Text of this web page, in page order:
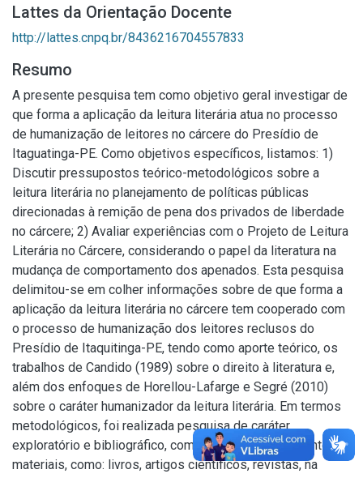
Lattes da Orientação Docente
http://lattes.cnpq.br/8436216704557833
Resumo
A presente pesquisa tem como objetivo geral investigar de
que forma a aplicação da leitura literária atua no processo
de humanização de leitores no cárcere do Presídio de
Itaguatinga-PE. Como objetivos específicos, listamos: 1)
Discutir pressupostos teórico-metodológicos sobre a
leitura literária no planejamento de políticas públicas
direcionadas à remição de pena dos privados de liberdade
no cárcere; 2) Avaliar experiências com o Projeto de Leitura
Literária no Cárcere, considerando o papel da literatura na
mudança de comportamento dos apenados. Esta pesquisa
delimitou-se em colher informações sobre de que forma a
aplicação da leitura literária no cárcere tem cooperado com
o processo de humanização dos leitores reclusos do
Presídio de Itaquitinga-PE, tendo como aporte teórico, os
trabalhos de Candido (1989) sobre o direito à literatura e,
além dos enfoques de Horellou-Lafarge e Segré (2010)
sobre o caráter humanizador da leitura literária. Em termos
metodológicos, foi realizada pesquisa de caráter
exploratório e bibliográfico, com vistas ao levantamento de
materiais, como: livros, artigos científicos, revistas, na